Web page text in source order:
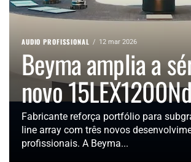
AUDIO PROFISSIONAL 12 mar 2026
Beyma amplia a
novo 15LEX1200Nd
Fabricante reforça portfólio para
line array com três novos
profissionais. A Beyma...